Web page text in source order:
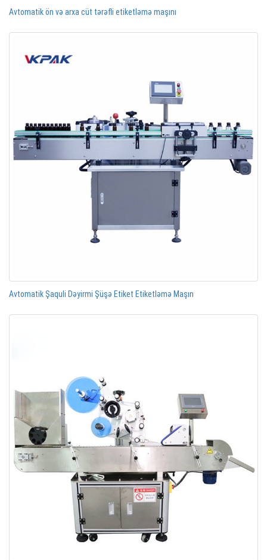
Avtomatik ön və arxa cüt tərəfli etiketləmə maşını
Avtomatik Şaquli Dəyirmi Şüşə Etiket Etiketləmə Maşın